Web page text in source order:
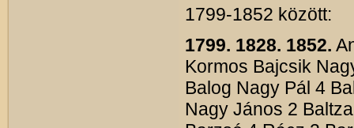
1799-1852 között:
1799. 1828. 1852.
Kormos Bajcsik
Balog Nagy Pál 4
Nagy János 2